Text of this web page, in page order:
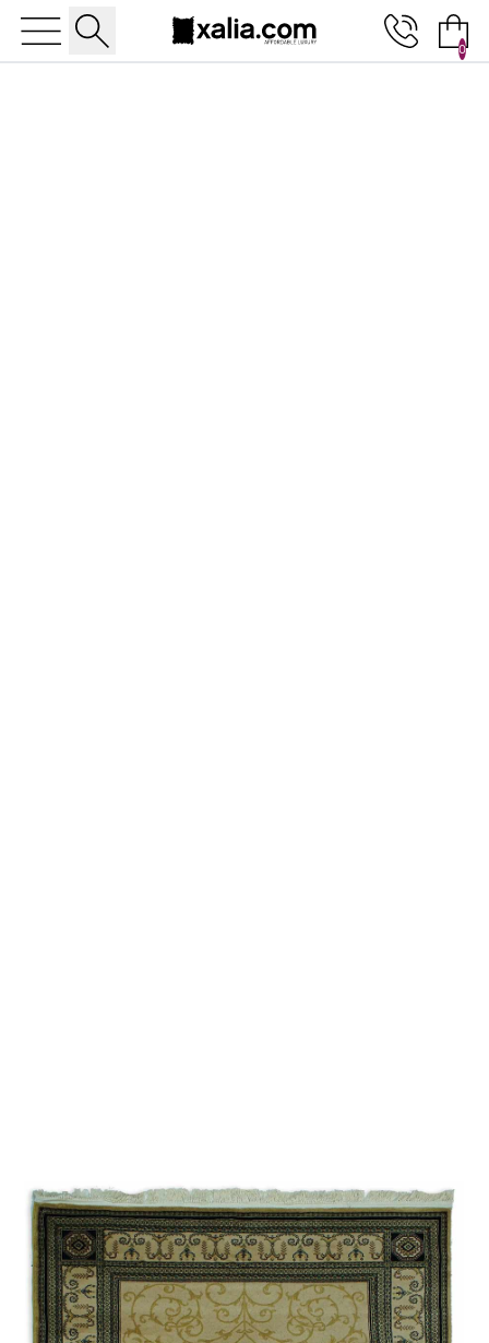
0
10% ΕΚΠΤΩΣΗ ΣΕ ΕΠΙΛΕΓΜΕΝΑ ΠΡΟΪΟΝΤΑ